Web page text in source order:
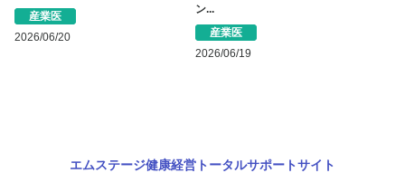
産業医
2026/06/20
ン...
産業医
2026/06/19
エムステージ健康経営トータルサポートサイト